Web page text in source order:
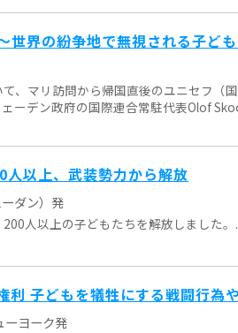
世界の紛争地で無視される子ど
、マリ訪問から帰国直後のユニセフ（
ーデン政府の国際連合常駐代表Olof
以上、武装勢力から解放
ダン）発
人以上の子どもたちを解放しました。
利 子どもを犠牲にする戦闘行為
ーヨーク発